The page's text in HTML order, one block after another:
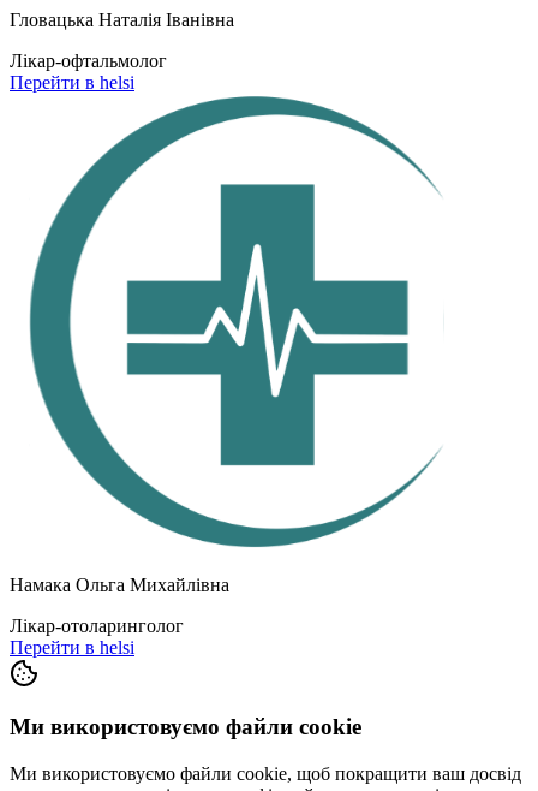
Гловацька Наталія Іванівна
Лікар-офтальмолог
Перейти в helsi
Намака Ольга Михайлівна
Лікар-отоларинголог
Перейти в helsi
Ми використовуємо файли cookie
Ми використовуємо файли cookie, щоб покращити ваш досвід